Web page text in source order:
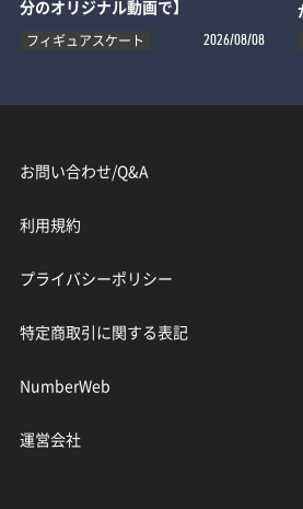
分のオリジナル動画で】
フィギュアスケート 2026/08/08
お問い合わせ/Q&A
利用規約
プライバシーポリシー
特定商取引に関する表記
NumberWeb
運営会社